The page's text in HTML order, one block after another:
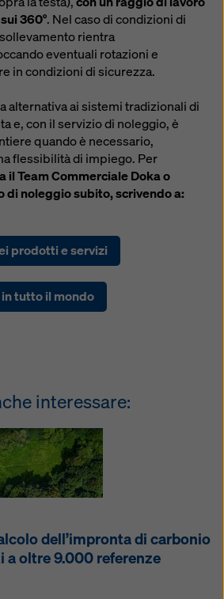
360°. Nel caso di condizioni di
rientra
eventuali rotazioni e
in condizioni di sicurezza.
alternativa ai sistemi tradizionali di
e, con il servizio di noleggio, è
quando è necessario,
flessibilità di impiego. Per
il Team Commerciale Doka o
di noleggio subito, scrivendo a:
prodotti e servizi
tutto il mondo
interessare:
dell’impronta di carbonio
oltre 9.000 referenze
impostazioni dei cookie
dei cookie in fondo a questo
le caselle di controllo
revocare il vostro consenso in
effetto futuro e senza
web.
informazioni sui nostri cookie
sulla privacy. Vi offriamo
selezionare i vostri cookie
dei cookie).